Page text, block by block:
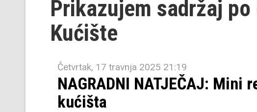
Prikazujem sadržaj po
Kućište
Četvrtak, 17 travnja 2025 21:19
NAGRADNI NATJEČAJ: Mini
kućišta